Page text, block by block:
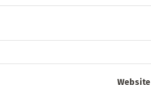
Website